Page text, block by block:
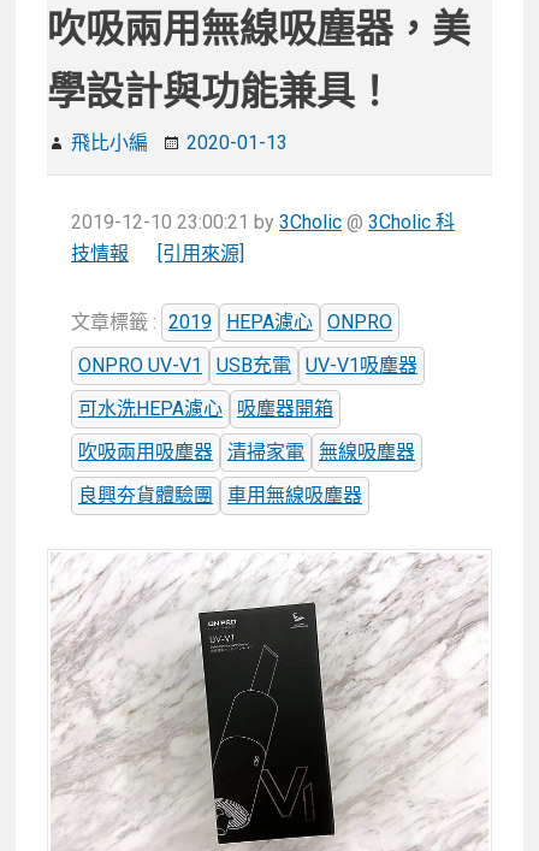
吹吸兩用無線吸塵器，美
學設計與功能兼具！
飛比小編 2020-01-13
2019-12-10 23:00:21 by 3Cholic @ 3Cholic 科
技情報
[引用來源]
文章標籤 : 2019 HEPA濾心
ONPRO
ONPRO UV-V1
USB充電
UV-V1吸塵器
可水洗HEPA濾心
吸塵器開箱
吹吸兩用吸塵器
清掃家電
無線吸塵器
良興夯貨體驗團
車用無線吸塵器